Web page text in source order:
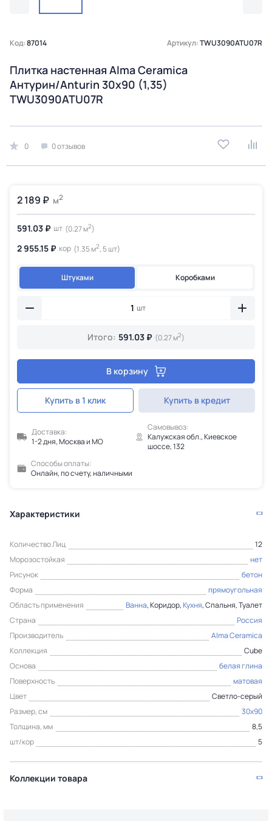
Код:87014 Артикул:TWU3090ATU07R
Плитка настенная Alma Ceramica
Антурин/Anturin 30х90 (1,35)
TWU3090ATU07R
0 0 отзывов
2 189 ₽ м2
591.03 ₽ шт (0.27 м2)
2 955.15 ₽ кор (1.35 м2, 5 шт)
Штуками Коробками
шт
Итого: 591.03 ₽ (0.27 м2)
В корзину
Купить в 1 клик Купить в кредит
Доставка:
1-2 дня, Москва и МО
Самовывоз:
Калужская обл., Киевское
шоссе, 132
Способы оплаты:
Онлайн, по счету, наличными
Характеристики
Количество Лиц
12
Морозостойкая
нет
Рисунок
бетон
Форма
прямоугольная
Область применения
Ванна, Коридор,Кухня, Спальня, Туалет
Страна
Россия
Производитель
Alma Ceramica
Коллекция
Cube
Основа
белая глина
Поверхность
матовая
Цвет
Светло-серый
Размер, см
30x90
Толщина, мм
8,5
шт/кор
5
Коллекции товара